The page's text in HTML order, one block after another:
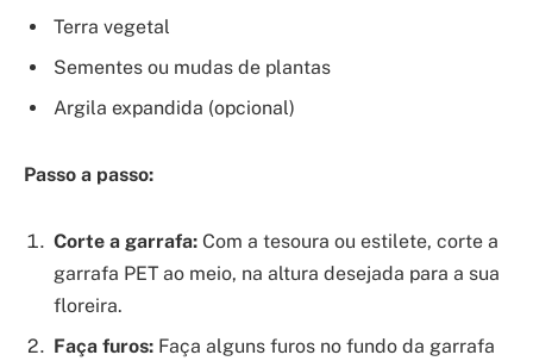
Terra vegetal
Sementes ou mudas de plantas
Argila expandida (opcional)
Passo a passo:
Corte a garrafa: Com a tesoura ou estilete, corte a
garrafa PET ao meio, na altura desejada para a sua
floreira.
Faça furos: Faça alguns furos no fundo da garrafa